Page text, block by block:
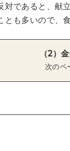
であると、献
とも多いので、
（2）
次のペ